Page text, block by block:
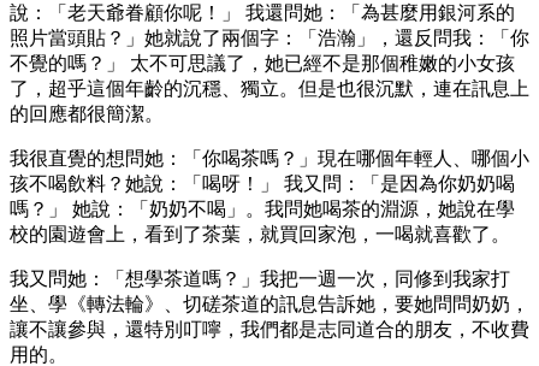
說：「老天爺眷顧你呢！」 我還問她：「為甚麼用銀河系的
照片當頭貼？」她就說了兩個字：「浩瀚」，還反問我：「你
不覺的嗎？」 太不可思議了，她已經不是那個稚嫩的小女孩
了，超乎這個年齡的沉穩、獨立。但是也很沉默，連在訊息上
的回應都很簡潔。
我很直覺的想問她：「你喝茶嗎？」現在哪個年輕人、哪個小
孩不喝飲料？她說：「喝呀！」 我又問：「是因為你奶奶喝
嗎？」 她說：「奶奶不喝」。我問她喝茶的淵源，她說在學
校的園遊會上，看到了茶葉，就買回家泡，一喝就喜歡了。
我又問她：「想學茶道嗎？」我把一週一次，同修到我家打
坐、學《轉法輪》、切磋茶道的訊息告訴她，要她問問奶奶，
讓不讓參與，還特別叮嚀，我們都是志同道合的朋友，不收費
用的。